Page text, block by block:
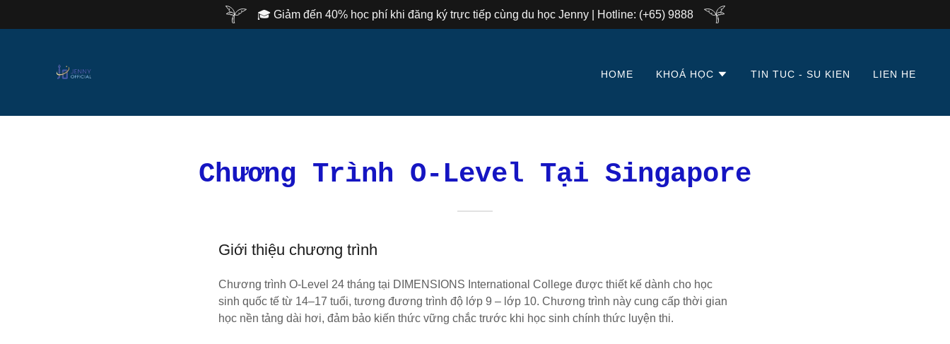
🎓 Giảm đến 40% học phí khi đăng ký trực tiếp cùng du học Jenny | Hotline: (+65) 9888
HOME KHOÁ HỌC TIN TUC - SU KIEN LIEN HE
Chương Trình O-Level Tại Singapore
Giới thiệu chương trình
Chương trình O-Level 24 tháng tại DIMENSIONS International College được thiết kế dành cho học
sinh quốc tế từ 14–17 tuổi, tương đương trình độ lớp 9 – lớp 10. Chương trình này cung cấp thời gian
học nền tảng dài hơi, đảm bảo kiến thức vững chắc trước khi học sinh chính thức luyện thi.